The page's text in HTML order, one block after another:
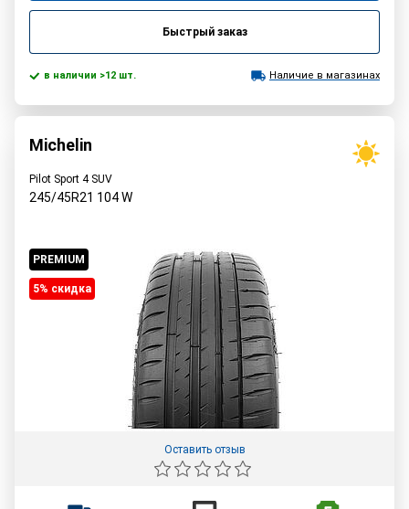
Быстрый заказ
в наличии >12 шт. Наличие в магазинах
Michelin
Pilot Sport 4 SUV
245/45R21 104W
PREMIUM
5% cкидка
Оставить отзыв